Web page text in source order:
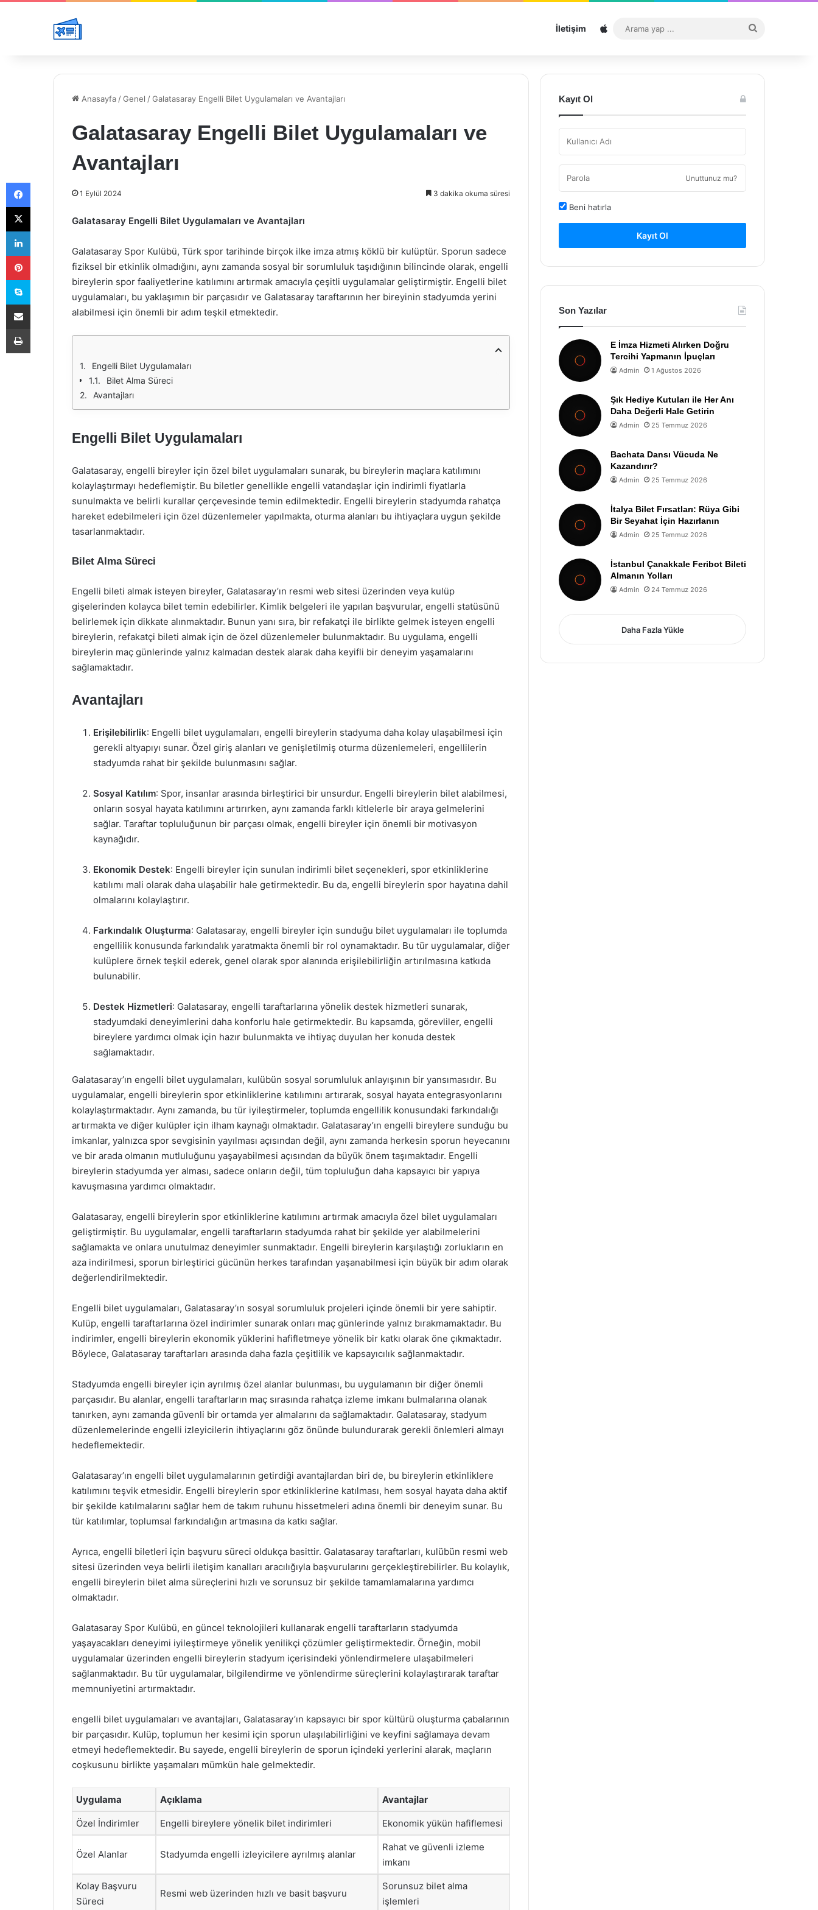
İletişim Sitemap
...
Anasayfa /Genel /Galatasaray Engelli Bilet Uygulamaları ve Avantajları
Galatasaray Engelli Bilet Uygulamaları ve
Avantajları
1 Eylül 2024 3 dakika okuma süresi
Galatasaray Engelli Bilet Uygulamaları ve Avantajları
Galatasaray Spor Kulübü, Türk spor tarihinde birçok ilke imza atmış köklü bir kulüptür. Sporun sadece
fiziksel bir etkinlik olmadığını, aynı zamanda sosyal bir sorumluluk taşıdığının bilincinde olarak, engelli
bireylerin spor faaliyetlerine katılımını artırmak amacıyla çeşitli uygulamalar geliştirmiştir. Engelli bilet
uygulamaları, bu yaklaşımın bir parçasıdır ve Galatasaray taraftarının her bireyinin stadyumda yerini
alabilmesi için önemli bir adım teşkil etmektedir.
Engelli Bilet Uygulamaları
Bilet Alma Süreci
Avantajları
Engelli Bilet Uygulamaları
Galatasaray, engelli bireyler için özel bilet uygulamaları sunarak, bu bireylerin maçlara katılımını
kolaylaştırmayı hedeflemiştir. Bu biletler genellikle engelli vatandaşlar için indirimli fiyatlarla
sunulmakta ve belirli kurallar çerçevesinde temin edilmektedir. Engelli bireylerin stadyumda rahatça
hareket edebilmeleri için özel düzenlemeler yapılmakta, oturma alanları bu ihtiyaçlara uygun şekilde
tasarlanmaktadır.
Bilet Alma Süreci
Engelli bileti almak isteyen bireyler, Galatasaray’ın resmi web sitesi üzerinden veya kulüp
gişelerinden kolayca bilet temin edebilirler. Kimlik belgeleri ile yapılan başvurular, engelli statüsünü
belirlemek için dikkate alınmaktadır. Bunun yanı sıra, bir refakatçi ile birlikte gelmek isteyen engelli
bireylerin, refakatçi bileti almak için de özel düzenlemeler bulunmaktadır. Bu uygulama, engelli
bireylerin maç günlerinde yalnız kalmadan destek alarak daha keyifli bir deneyim yaşamalarını
sağlamaktadır.
Avantajları
Erişilebilirlik: Engelli bilet uygulamaları, engelli bireylerin stadyuma daha kolay ulaşabilmesi için
gerekli altyapıyı sunar. Özel giriş alanları ve genişletilmiş oturma düzenlemeleri, engellilerin
stadyumda rahat bir şekilde bulunmasını sağlar.
Sosyal Katılım: Spor, insanlar arasında birleştirici bir unsurdur. Engelli bireylerin bilet alabilmesi,
onların sosyal hayata katılımını artırırken, aynı zamanda farklı kitlelerle bir araya gelmelerini
sağlar. Taraftar topluluğunun bir parçası olmak, engelli bireyler için önemli bir motivasyon
kaynağıdır.
Ekonomik Destek: Engelli bireyler için sunulan indirimli bilet seçenekleri, spor etkinliklerine
katılımı mali olarak daha ulaşabilir hale getirmektedir. Bu da, engelli bireylerin spor hayatına dahil
olmalarını kolaylaştırır.
Farkındalık Oluşturma: Galatasaray, engelli bireyler için sunduğu bilet uygulamaları ile toplumda
engellilik konusunda farkındalık yaratmakta önemli bir rol oynamaktadır. Bu tür uygulamalar, diğer
kulüplere örnek teşkil ederek, genel olarak spor alanında erişilebilirliğin artırılmasına katkıda
bulunabilir.
Destek Hizmetleri: Galatasaray, engelli taraftarlarına yönelik destek hizmetleri sunarak,
stadyumdaki deneyimlerini daha konforlu hale getirmektedir. Bu kapsamda, görevliler, engelli
bireylere yardımcı olmak için hazır bulunmakta ve ihtiyaç duyulan her konuda destek
sağlamaktadır.
Galatasaray’ın engelli bilet uygulamaları, kulübün sosyal sorumluluk anlayışının bir yansımasıdır. Bu
uygulamalar, engelli bireylerin spor etkinliklerine katılımını artırarak, sosyal hayata entegrasyonlarını
kolaylaştırmaktadır. Aynı zamanda, bu tür iyileştirmeler, toplumda engellilik konusundaki farkındalığı
artırmakta ve diğer kulüpler için ilham kaynağı olmaktadır. Galatasaray’ın engelli bireylere sunduğu bu
imkanlar, yalnızca spor sevgisinin yayılması açısından değil, aynı zamanda herkesin sporun heyecanını
ve bir arada olmanın mutluluğunu yaşayabilmesi açısından da büyük önem taşımaktadır. Engelli
bireylerin stadyumda yer alması, sadece onların değil, tüm topluluğun daha kapsayıcı bir yapıya
kavuşmasına yardımcı olmaktadır.
Galatasaray, engelli bireylerin spor etkinliklerine katılımını artırmak amacıyla özel bilet uygulamaları
geliştirmiştir. Bu uygulamalar, engelli taraftarların stadyumda rahat bir şekilde yer alabilmelerini
sağlamakta ve onlara unutulmaz deneyimler sunmaktadır. Engelli bireylerin karşılaştığı zorlukların en
aza indirilmesi, sporun birleştirici gücünün herkes tarafından yaşanabilmesi için büyük bir adım olarak
değerlendirilmektedir.
Engelli bilet uygulamaları, Galatasaray’ın sosyal sorumluluk projeleri içinde önemli bir yere sahiptir.
Kulüp, engelli taraftarlarına özel indirimler sunarak onları maç günlerinde yalnız bırakmamaktadır. Bu
indirimler, engelli bireylerin ekonomik yüklerini hafifletmeye yönelik bir katkı olarak öne çıkmaktadır.
Böylece, Galatasaray taraftarları arasında daha fazla çeşitlilik ve kapsayıcılık sağlanmaktadır.
Stadyumda engelli bireyler için ayrılmış özel alanlar bulunması, bu uygulamanın bir diğer önemli
parçasıdır. Bu alanlar, engelli taraftarların maç sırasında rahatça izleme imkanı bulmalarına olanak
tanırken, aynı zamanda güvenli bir ortamda yer almalarını da sağlamaktadır. Galatasaray, stadyum
düzenlemelerinde engelli izleyicilerin ihtiyaçlarını göz önünde bulundurarak gerekli önlemleri almayı
hedeflemektedir.
Galatasaray’ın engelli bilet uygulamalarının getirdiği avantajlardan biri de, bu bireylerin etkinliklere
katılımını teşvik etmesidir. Engelli bireylerin spor etkinliklerine katılması, hem sosyal hayata daha aktif
bir şekilde katılmalarını sağlar hem de takım ruhunu hissetmeleri adına önemli bir deneyim sunar. Bu
tür katılımlar, toplumsal farkındalığın artmasına da katkı sağlar.
Ayrıca, engelli biletleri için başvuru süreci oldukça basittir. Galatasaray taraftarları, kulübün resmi web
sitesi üzerinden veya belirli iletişim kanalları aracılığıyla başvurularını gerçekleştirebilirler. Bu kolaylık,
engelli bireylerin bilet alma süreçlerini hızlı ve sorunsuz bir şekilde tamamlamalarına yardımcı
olmaktadır.
Galatasaray Spor Kulübü, en güncel teknolojileri kullanarak engelli taraftarların stadyumda
yaşayacakları deneyimi iyileştirmeye yönelik yenilikçi çözümler geliştirmektedir. Örneğin, mobil
uygulamalar üzerinden engelli bireylerin stadyum içerisindeki yönlendirmelere ulaşabilmeleri
sağlanmaktadır. Bu tür uygulamalar, bilgilendirme ve yönlendirme süreçlerini kolaylaştırarak taraftar
memnuniyetini artırmaktadır.
engelli bilet uygulamaları ve avantajları, Galatasaray’ın kapsayıcı bir spor kültürü oluşturma çabalarının
bir parçasıdır. Kulüp, toplumun her kesimi için sporun ulaşılabilirliğini ve keyfini sağlamaya devam
etmeyi hedeflemektedir. Bu sayede, engelli bireylerin de sporun içindeki yerlerini alarak, maçların
coşkusunu birlikte yaşamaları mümkün hale gelmektedir.
Uygulama Açıklama Avantajlar
Özel İndirimler Engelli bireylere yönelik bilet indirimleri Ekonomik yükün hafiflemesi
Özel Alanlar Stadyumda engelli izleyicilere ayrılmış alanlar
Rahat ve güvenli izleme
imkanı
Kolay Başvuru
Süreci
Resmi web üzerinden hızlı ve basit başvuru
Sorunsuz bilet alma
işlemleri
Kayıt Ol
Unuttunuz mu?
Beni hatırla
Kayıt Ol
Son Yazılar
E İmza Hizmeti Alırken Doğru
Tercihi Yapmanın İpuçları
Admin 1 Ağustos 2026
Şık Hediye Kutuları ile Her Anı
Daha Değerli Hale Getirin
Admin 25 Temmuz 2026
Bachata Dansı Vücuda Ne
Kazandırır?
Admin 25 Temmuz 2026
İtalya Bilet Fırsatları: Rüya Gibi
Bir Seyahat İçin Hazırlanın
Admin 25 Temmuz 2026
İstanbul Çanakkale Feribot Bileti
Almanın Yolları
Admin 24 Temmuz 2026
Daha Fazla Yükle
Facebook
X
LinkedIn
Pinterest
Skype
E-Posta ile paylaş